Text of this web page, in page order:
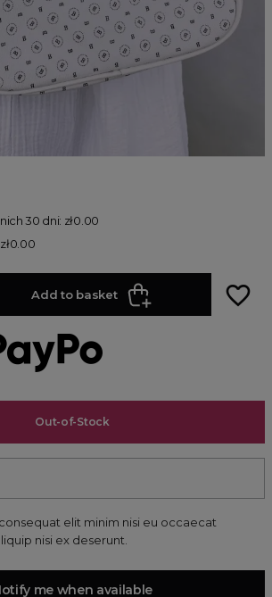
30 dni: zł0.00
Add to basket favorite_border
Out-of-Stock
elit minim nisi eu occaecat
nisi ex deserunt.
me when available